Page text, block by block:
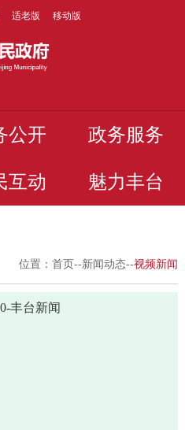
适老版 移动版
公开 政务服务
互动 魅力丰台
位置：首页--新闻动态--视频新闻
丰台新闻